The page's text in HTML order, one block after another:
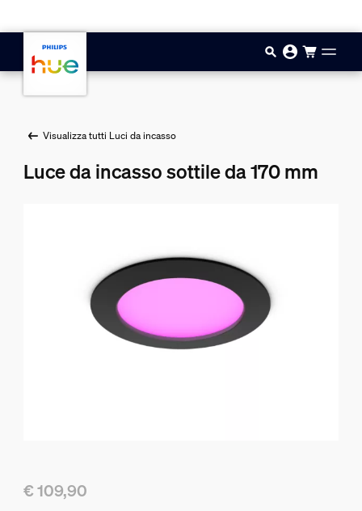
Visualizza tutti Luci da incasso
Luce da incasso sottile da 170 mm
€ 109,90